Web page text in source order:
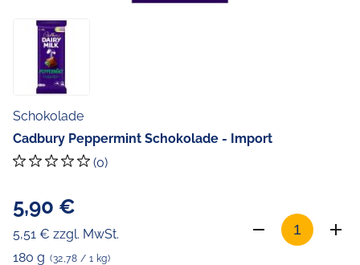
Schokolade
Cadbury Peppermint Schokolade - Import
(0)
5,90 €
5,51 € zzgl. MwSt.
180 g (32,78 / 1 kg)